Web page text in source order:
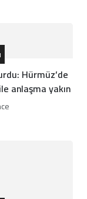
Hürmüz’de
anlaşma yakın